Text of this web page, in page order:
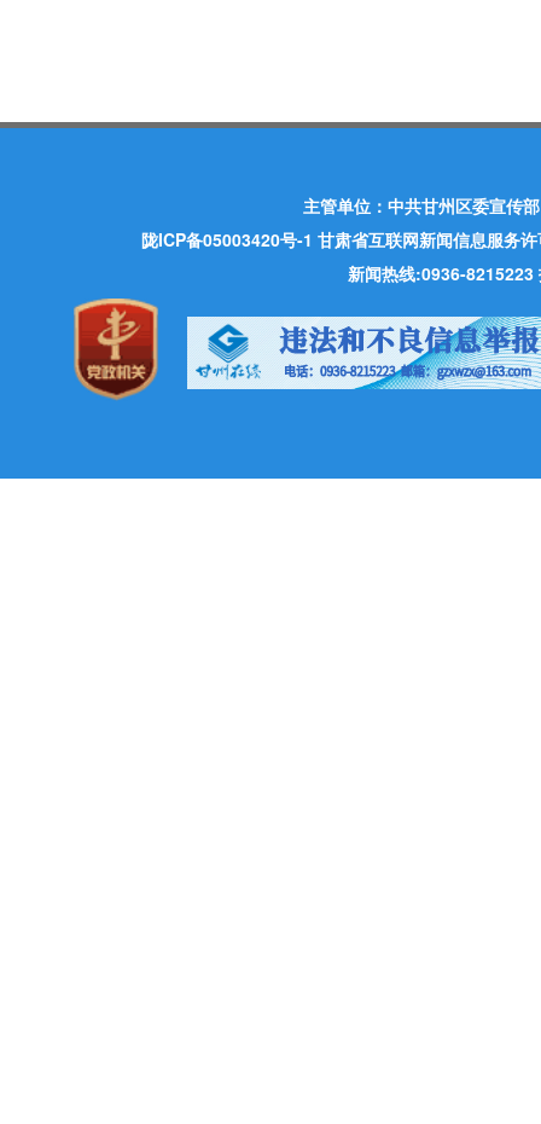
主管单位：中共甘州区委宣传
陇ICP备05003420号-1 甘肃省互联网新闻信息服务
新闻热线:0936-8215223